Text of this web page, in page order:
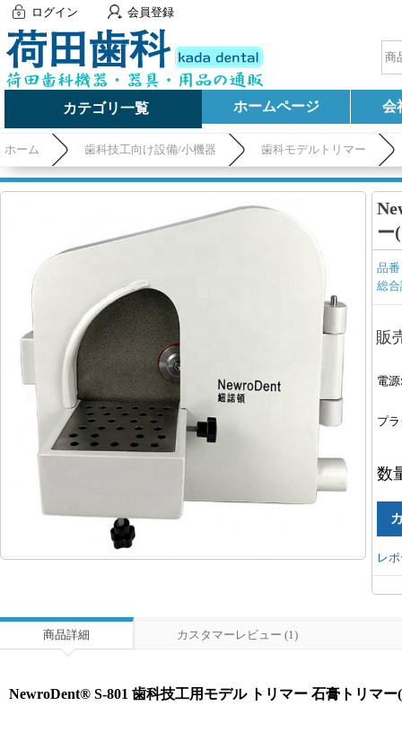
ログイン 会員登録
カテゴリ一覧 ホームページ 会
ホーム 歯科技工向け設備/小機器 歯科モデルトリマー
ー
品
総
販
電源:
プ
数
レ
商品詳細 カスタマーレビュー (1)
NewroDent® S-801 歯科技工用モデル トリマー 石膏トリマ